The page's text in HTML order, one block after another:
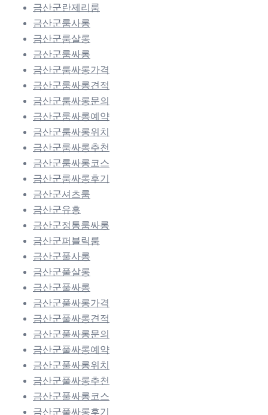
금산군란제리룸
금산군룸사롱
금산군룸살롱
금산군룸싸롱
금산군룸싸롱가격
금산군룸싸롱견적
금산군룸싸롱문의
금산군룸싸롱예약
금산군룸싸롱위치
금산군룸싸롱추천
금산군룸싸롱코스
금산군룸싸롱후기
금산군셔츠룸
금산군유흥
금산군정통룸싸롱
금산군퍼블릭룸
금산군풀사롱
금산군풀살롱
금산군풀싸롱
금산군풀싸롱가격
금산군풀싸롱견적
금산군풀싸롱문의
금산군풀싸롱예약
금산군풀싸롱위치
금산군풀싸롱추천
금산군풀싸롱코스
금산군풀싸롱후기